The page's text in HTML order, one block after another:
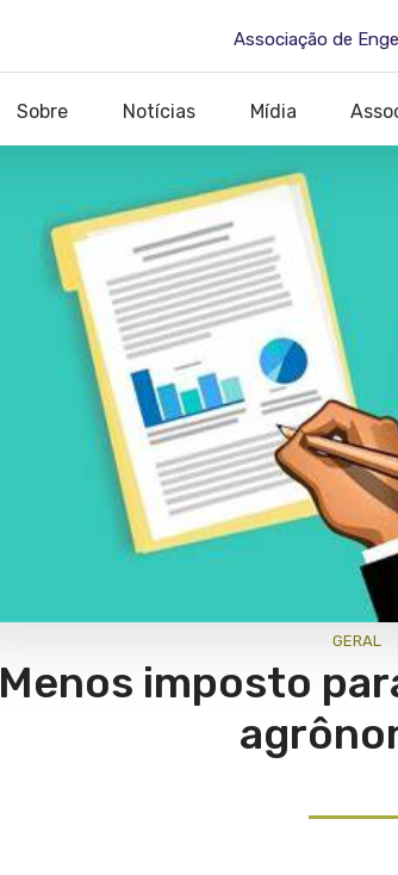
Associação de
Sobre Notícias Mídia
GERAL
Menos imposto